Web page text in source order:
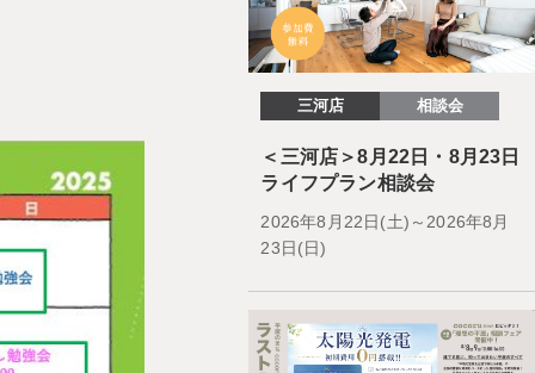
三河店 相談会
＜三河店＞8月22日・8月23日
ライフプラン相談会
2026年8月22日(土)～2026年8月
23日(日)